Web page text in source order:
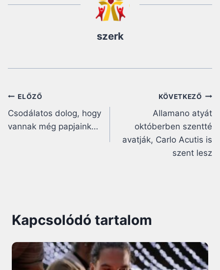
szerk
Bejegyzés
navigáció
ELŐZŐ
Csodálatos dolog, hogy
vannak még papjaink…
KÖVETKEZŐ
Allamano atyát
októberben szentté
avatják, Carlo Acutis is
szent lesz
Kapcsolódó tartalom